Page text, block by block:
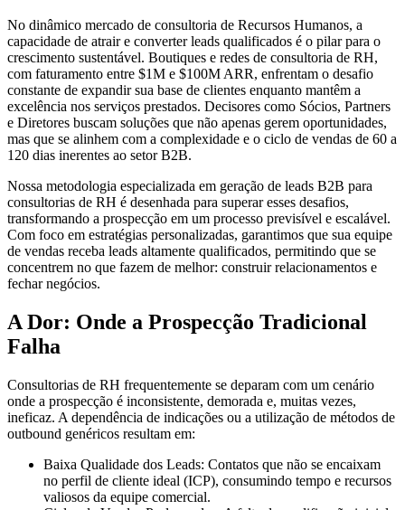
No dinâmico mercado de consultoria de Recursos Humanos, a
capacidade de atrair e converter leads qualificados é o pilar para o
crescimento sustentável. Boutiques e redes de consultoria de RH,
com faturamento entre $1M e $100M ARR, enfrentam o desafio
constante de expandir sua base de clientes enquanto mantêm a
excelência nos serviços prestados. Decisores como Sócios, Partners
e Diretores buscam soluções que não apenas gerem oportunidades,
mas que se alinhem com a complexidade e o ciclo de vendas de 60 a
120 dias inerentes ao setor B2B.
Nossa metodologia especializada em geração de leads B2B para
consultorias de RH é desenhada para superar esses desafios,
transformando a prospecção em um processo previsível e escalável.
Com foco em estratégias personalizadas, garantimos que sua equipe
de vendas receba leads altamente qualificados, permitindo que se
concentrem no que fazem de melhor: construir relacionamentos e
fechar negócios.
A Dor: Onde a Prospecção Tradicional
Falha
Consultorias de RH frequentemente se deparam com um cenário
onde a prospecção é inconsistente, demorada e, muitas vezes,
ineficaz. A dependência de indicações ou a utilização de métodos de
outbound genéricos resultam em:
Baixa Qualidade dos Leads: Contatos que não se encaixam
no perfil de cliente ideal (ICP), consumindo tempo e recursos
valiosos da equipe comercial.